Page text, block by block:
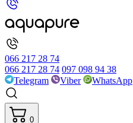
066 217 28 74
066 217 28 74 097 098 94 38
Telegram
Viber WhatsApp
0